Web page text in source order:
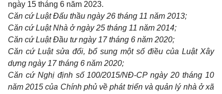
ngày 15 tháng 6 năm 2023.
Căn cứ Luật Đấu thầu ngày 26 tháng 11 năm 2013;
Căn cứ Luật Nhà ở ngày 25 tháng 11 năm 2014;
Căn cứ Luật Đầu tư ngày 17 tháng 6 năm 2020;
Căn cứ Luật sửa đổi, bổ sung một số điều của Luật Xây
dựng ngày 17 tháng 6 năm 2020;
Căn cứ Nghị định số 100/2015/NĐ-CP ngày 20 tháng 10
năm 2015 của Chính phủ về phát triển và quản lý nhà ở xã